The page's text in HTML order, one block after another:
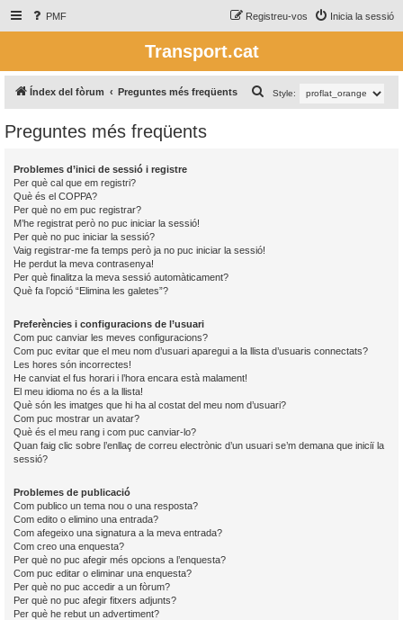
PMF Inicia la sessió
Registreu-vos
Transport.cat
Índex del fòrum Preguntes més freqüents Style:
e
Preguntes més freqüents
Problemes d’inici de sessió i registre
Per què cal que em registri?
Què és el COPPA?
Per què no em puc registrar?
M’he registrat però no puc iniciar la sessió!
Per què no puc iniciar la sessió?
Vaig registrar-me fa temps però ja no puc iniciar la sessió!
He perdut la meva contrasenya!
Per què finalitza la meva sessió automàticament?
Què fa l’opció “Elimina les galetes”?
Preferències i configuracions de l’usuari
Com puc canviar les meves configuracions?
Com puc evitar que el meu nom d’usuari aparegui a la llista d’usuaris connectats?
Les hores són incorrectes!
He canviat el fus horari i l’hora encara està malament!
El meu idioma no és a la llista!
Què són les imatges que hi ha al costat del meu nom d’usuari?
Com puc mostrar un avatar?
Què és el meu rang i com puc canviar-lo?
Quan faig clic sobre l’enllaç de correu electrònic d’un usuari se’m demana que iniciï la
sessió?
Problemes de publicació
Com publico un tema nou o una resposta?
Com edito o elimino una entrada?
Com afegeixo una signatura a la meva entrada?
Com creo una enquesta?
Per què no puc afegir més opcions a l’enquesta?
Com puc editar o eliminar una enquesta?
Per què no puc accedir a un fòrum?
Per què no puc afegir fitxers adjunts?
Per què he rebut un advertiment?